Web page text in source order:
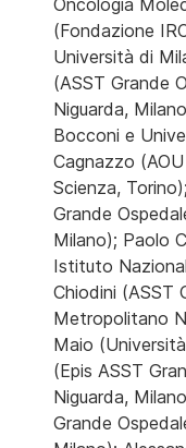
Oncologia
(Fondazione
Università di
(ASST Grande
Niguarda,
Bocconi e
Cagnazzo
Scienza,
Grande
Milano); Paolo
Istituto
Chiodini (ASST
Metropolitano
Maio
(Epis ASST
Niguarda,
Grande